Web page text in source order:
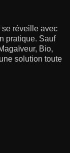
se réveille avec
pratique. Sauf
Bio,
solution toute